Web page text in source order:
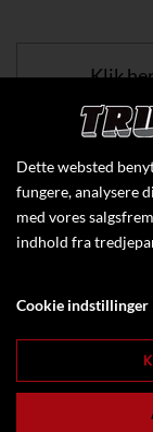
Klik
Dette websted
fungere, analysere
med vores
indhold fra
Cookie indstillinger